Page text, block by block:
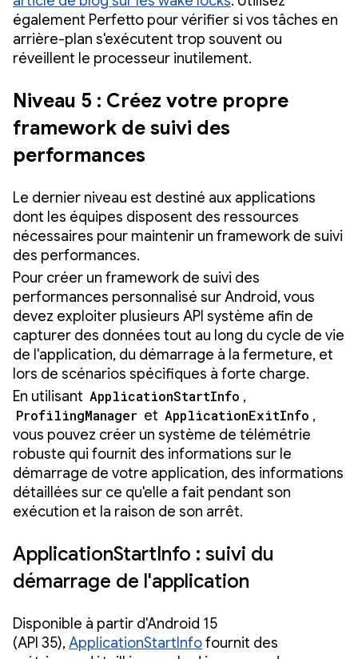
également Perfetto pour vérifier si vos tâches en
arrière-plan s'exécutent trop souvent ou
réveillent le processeur inutilement.
Niveau 5 : Créez votre propre
framework de suivi des
performances
Le dernier niveau est destiné aux applications
dont les équipes disposent des ressources
nécessaires pour maintenir un framework de suivi
des performances.
Pour créer un framework de suivi des
performances personnalisé sur Android, vous
devez exploiter plusieurs API système afin de
capturer des données tout au long du cycle de vie
de l'application, du démarrage à la fermeture, et
lors de scénarios spécifiques à forte charge.
En utilisant ApplicationStartInfo ,
ProfilingManager et ApplicationExitInfo ,
vous pouvez créer un système de télémétrie
robuste qui fournit des informations sur le
démarrage de votre application, des informations
détaillées sur ce qu'elle a fait pendant son
exécution et la raison de son arrêt.
ApplicationStartInfo : suivi du
démarrage de l'application
Disponible à partir d'Android 15
(API 35),ApplicationStartInfofournit des